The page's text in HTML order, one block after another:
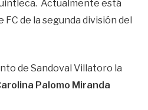
Actualmente está
FC de la segunda división del
de Sandoval Villatoro la
Palomo Miranda